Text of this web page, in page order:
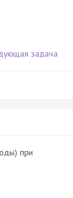
задача
при